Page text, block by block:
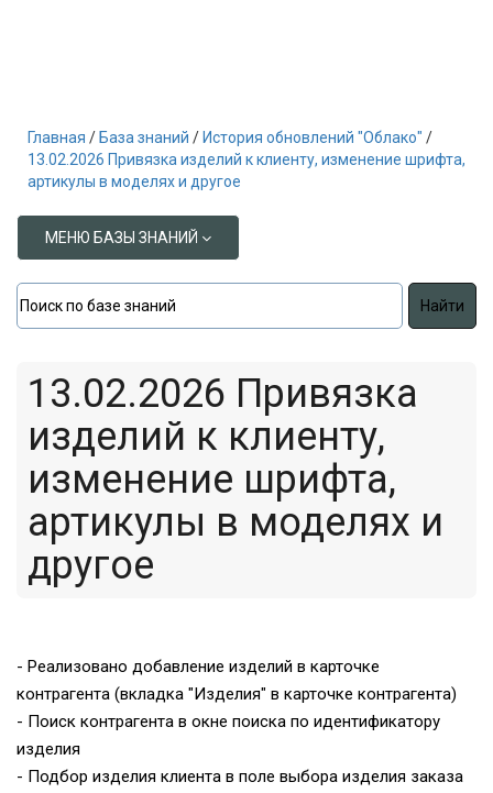
Главная База знаний
История обновлений "Облако"
13.02.2026 Привязка изделий к клиенту, изменение шрифта,
артикулы в моделях и другое
МЕНЮ БАЗЫ ЗНАНИЙ
13.02.2026 Привязка
изделий к клиенту,
изменение шрифта,
артикулы в моделях и
другое
- Реализовано добавление изделий в карточке
контрагента (вкладка "Изделия" в карточке контрагента)
- Поиск контрагента в окне поиска по идентификатору
изделия
- Подбор изделия клиента в поле выбора изделия заказа